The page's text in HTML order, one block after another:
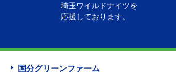
埼玉ワイルドナイツを
応援しております。
国分グリーンファーム